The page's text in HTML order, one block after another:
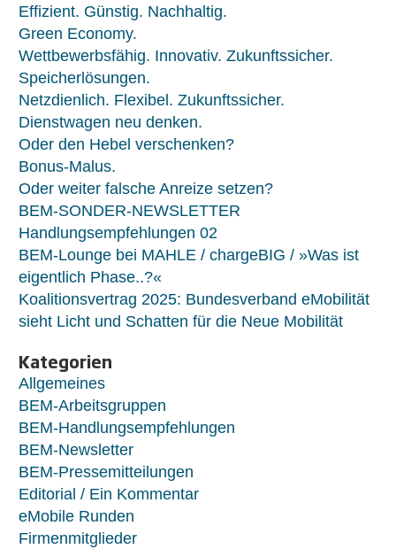
Effizient. Günstig. Nachhaltig.
Green Economy.
Wettbewerbsfähig. Innovativ. Zukunftssicher.
Speicherlösungen.
Netzdienlich. Flexibel. Zukunftssicher.
Dienstwagen neu denken.
Oder den Hebel verschenken?
Bonus-Malus.
Oder weiter falsche Anreize setzen?
BEM-SONDER-NEWSLETTER
Handlungsempfehlungen 02
BEM-Lounge bei MAHLE / chargeBIG / »Was ist
eigentlich Phase..?«
Koalitionsvertrag 2025: Bundesverband eMobilität
sieht Licht und Schatten für die Neue Mobilität
Kategorien
Allgemeines
BEM-Arbeitsgruppen
BEM-Handlungsempfehlungen
BEM-Newsletter
BEM-Pressemitteilungen
Editorial / Ein Kommentar
eMobile Runden
Firmenmitglieder